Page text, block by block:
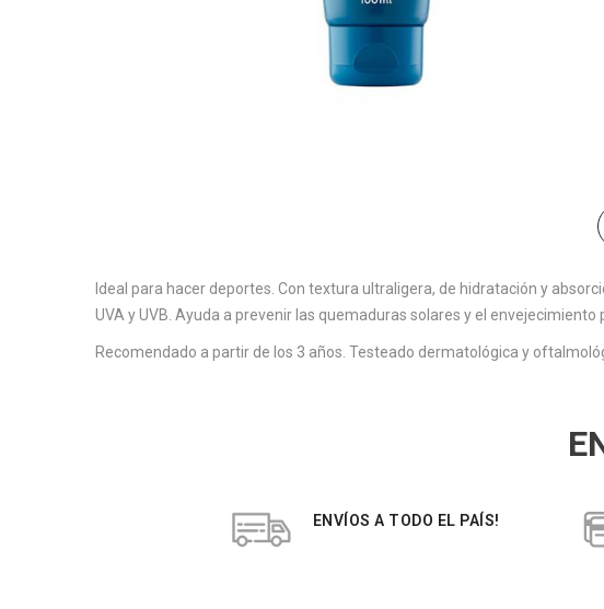
Ideal para hacer deportes. Con textura ultraligera, de hidratación y
UVA y UVB. Ayuda a prevenir las quemaduras solares y el
Recomendado a partir de los 3 años. Testeado dermatológica y
ENVÍOS A TODO EL PAÍS!